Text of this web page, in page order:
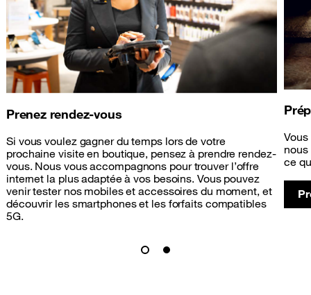
Prenez rendez-vous
Si vous voulez gagner du temps lors de votre
prochaine visite en boutique, pensez à prendre rendez-
vous. Nous vous accompagnons pour trouver l’offre
internet la plus adaptée à vos besoins. Vous pouvez
venir tester nos mobiles et accessoires du moment, et
découvrir les smartphones et les forfaits compatibles
5G.
ce